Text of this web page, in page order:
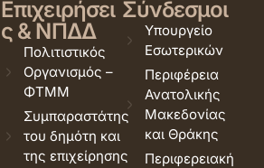
Επιχειρήσει
ς & ΝΠΔΔ
Πολιτιστικός
Οργανισμός –
ΦΤΜΜ
Συμπαραστάτης
του δημότη και
της επιχείρησης
Σύνδεσμοι
Υπουργείο
Εσωτερικών
Περιφέρεια
Ανατολικής
Μακεδονίας
και Θράκης
Περιφερειακή